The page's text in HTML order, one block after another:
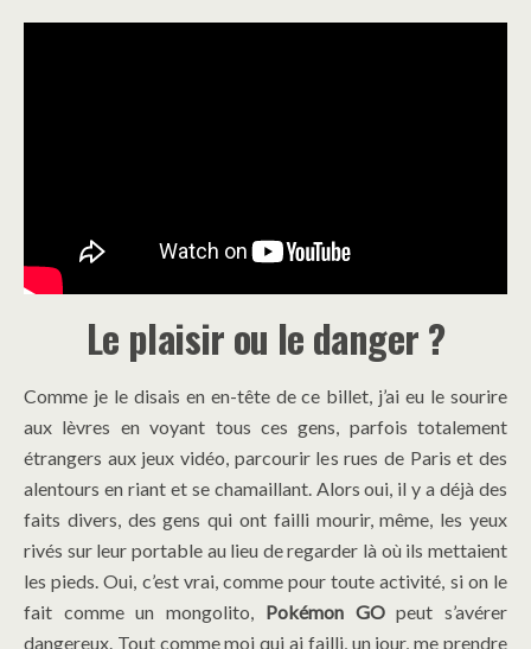
Le plaisir ou le danger ?
Comme je le disais en en-tête de ce billet, j’ai eu le sourire
aux lèvres en voyant tous ces gens, parfois totalement
étrangers aux jeux vidéo, parcourir les rues de Paris et des
alentours en riant et se chamaillant. Alors oui, il y a déjà des
faits divers, des gens qui ont failli mourir, même, les yeux
rivés sur leur portable au lieu de regarder là où ils mettaient
les pieds. Oui, c’est vrai, comme pour toute activité, si on le
fait comme un mongolito, Pokémon GOpeut s’avérer
dangereux. Tout comme moi qui ai failli, un jour, me prendre